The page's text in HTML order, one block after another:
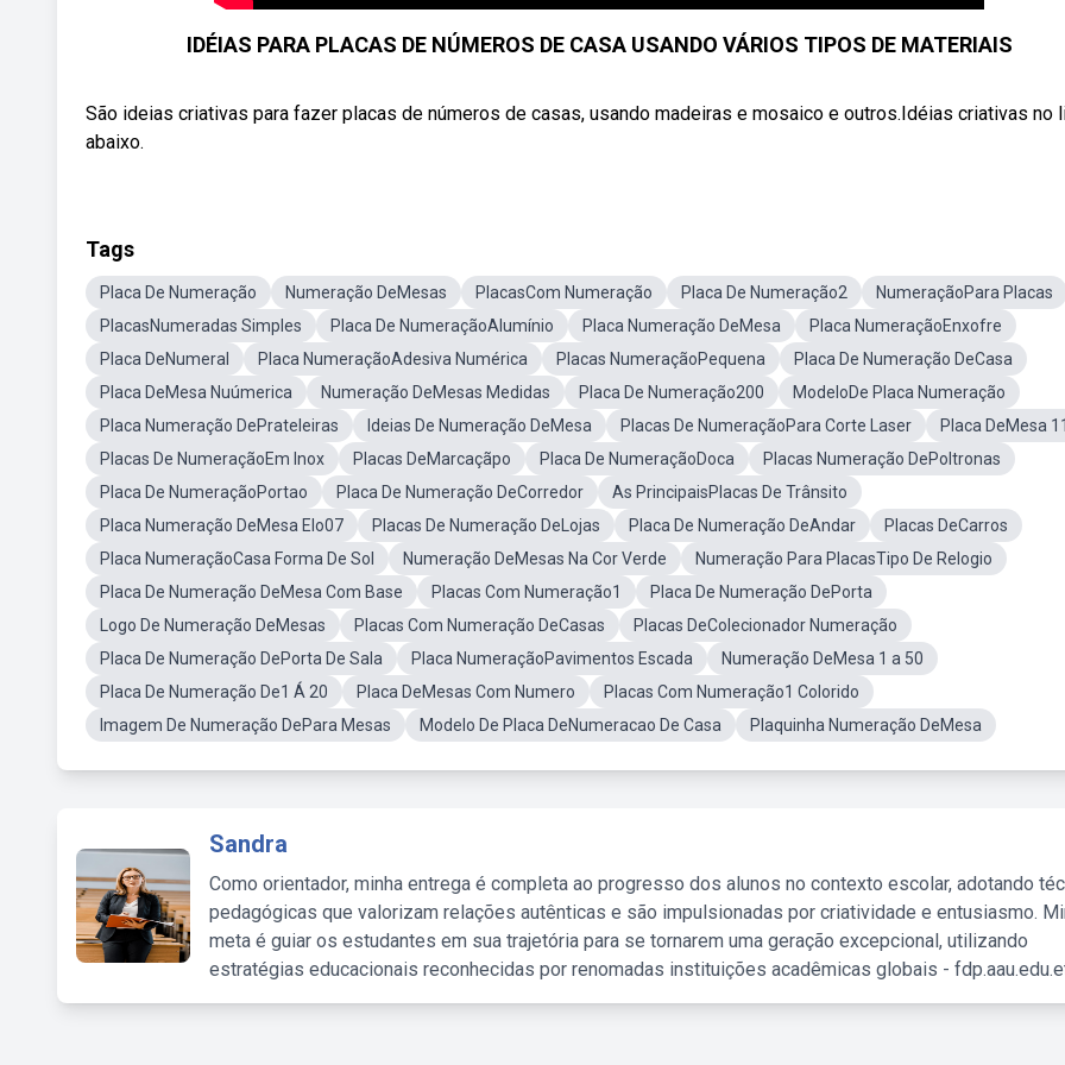
IDÉIAS PARA PLACAS DE NÚMEROS DE CASA USANDO VÁRIOS TIPOS DE MATERIAIS
São ideias criativas para fazer placas de números de casas, usando madeiras e mosaico e outros.Idéias criativas no
abaixo.
Tags
Placa De Numeração Numeração DeMesas PlacasCom Numeração Placa De Numeração2
NumeraçãoPara Placas
PlacasNumeradas Simples
Placa De NumeraçãoAlumínio Placa Numeração DeMesa
Placa NumeraçãoEnxofre
Placa DeNumeral
Placa NumeraçãoAdesiva Numérica Placas NumeraçãoPequena
Placa De Numeração DeCasa
Placa DeMesa Nuúmerica
Numeração DeMesas Medidas Placa De Numeração200
ModeloDe Placa Numeração
Placa Numeração DePrateleiras
Ideias De Numeração DeMesa Placas De NumeraçãoPara Corte Laser
Placa DeMesa 11
Placas De NumeraçãoEm Inox
Placas DeMarcaçãpo Placa De NumeraçãoDoca
Placas Numeração DePoltronas
Placa De NumeraçãoPortao
Placa De Numeração DeCorredor
As PrincipaisPlacas De Trânsito
Placa Numeração DeMesa Elo07
Placas De Numeração DeLojas Placa De Numeração DeAndar
Placas DeCarros
Placa NumeraçãoCasa Forma De Sol
Numeração DeMesas Na Cor Verde
Numeração Para PlacasTipo De Relogio
Placa De Numeração DeMesa Com Base
Placas Com Numeração1
Placa De Numeração DePorta
Logo De Numeração DeMesas
Placas Com Numeração DeCasas
Placas DeColecionador Numeração
Placa De Numeração DePorta De Sala
Placa NumeraçãoPavimentos Escada
Numeração DeMesa 1 a 50
Placa De Numeração De1 Á 20
Placa DeMesas Com Numero
Placas Com Numeração1 Colorido
Imagem De Numeração DePara Mesas
Modelo De Placa DeNumeracao De Casa Plaquinha Numeração DeMesa
Sandra
Como orientador, minha entrega é completa ao progresso dos alunos no contexto escolar, adotando
pedagógicas que valorizam relações autênticas e são impulsionadas por criatividade e entusiasmo.
meta é guiar os estudantes em sua trajetória para se tornarem uma geração excepcional, utilizando
estratégias educacionais reconhecidas por renomadas instituições acadêmicas globais -